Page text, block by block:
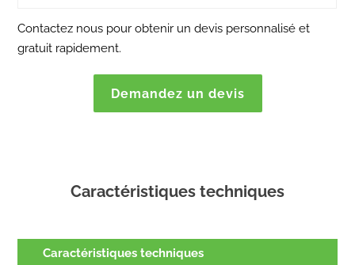
Contactez nous pour obtenir un devis personnalisé et
gratuit rapidement.
Demandez un devis
Caractéristiques techniques
Caractéristiques techniques